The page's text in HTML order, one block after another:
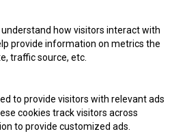
how visitors interact with
provide information on metrics the
traffic source, etc.
to provide visitors with relevant ads
cookies track visitors across
to provide customized ads.